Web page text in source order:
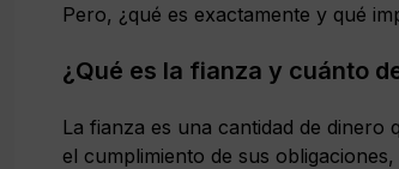
Pero, ¿qué es exactamente y qué
¿Qué es la fianza y cuánto
La fianza es una cantidad de
el cumplimiento de sus